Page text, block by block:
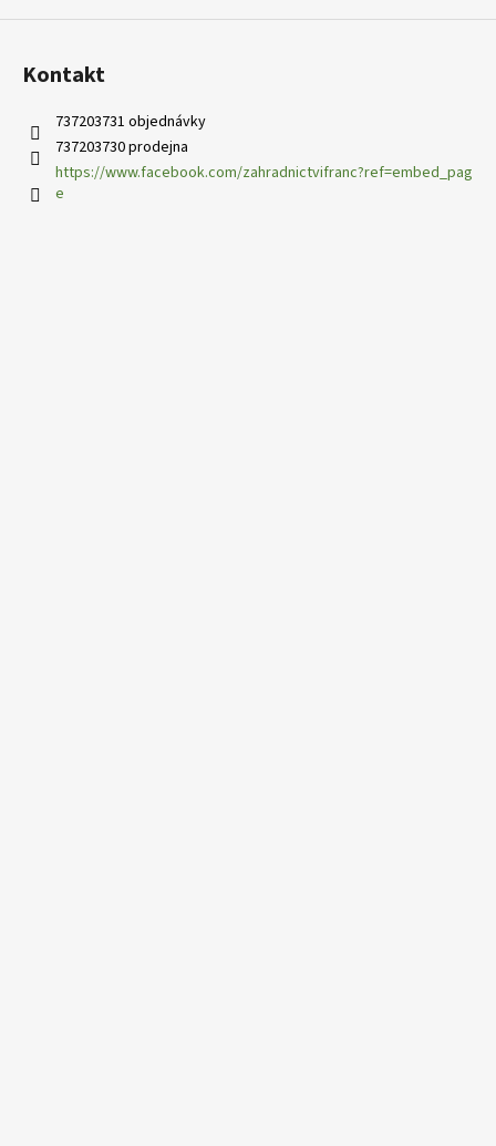
Kontakt
737203731 objednávky
737203730 prodejna
https://www.facebook.com/zahradnictvifranc?ref=embed_pag
e